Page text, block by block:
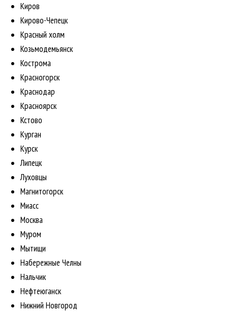
Киров
Кирово-Чепецк
Красный холм
Козьмодемьянск
Кострома
Красногорск
Краснодар
Красноярск
Кстово
Курган
Курск
Липецк
Луховцы
Магнитогорск
Миасс
Москва
Муром
Мытищи
Набережные Челны
Нальчик
Нефтеюганск
Нижний Новгород